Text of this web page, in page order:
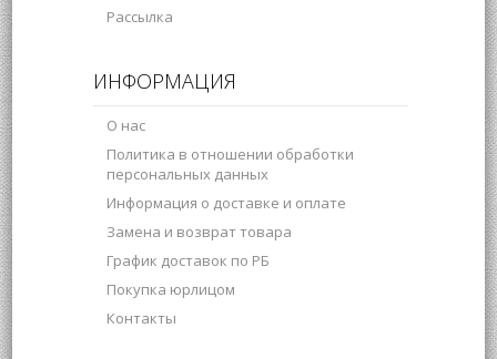
Рассылка
ИНФОРМАЦИЯ
О нас
Политика в отношении обработки
персональных данных
Информация о доставке и оплате
Замена и возврат товара
График доставок по РБ
Покупка юрлицом
Контакты